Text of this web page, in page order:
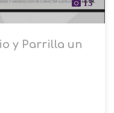
13
y Parrilla un